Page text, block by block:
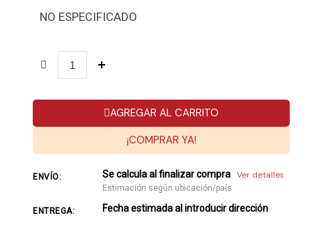
NO ESPECIFICADO
AGREGAR AL CARRITO
¡COMPRAR YA!
ENVÍO: Se calcula al finalizar compra Ver detalles
Estimación según ubicación/país
ENTREGA: Fecha estimada al introducir dirección